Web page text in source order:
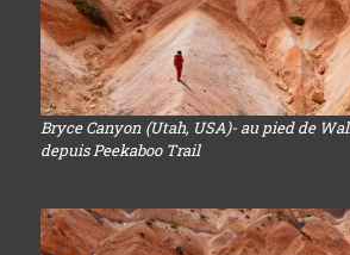
Bryce Canyon (Utah, USA)- au pied de
depuis Peekaboo Trail